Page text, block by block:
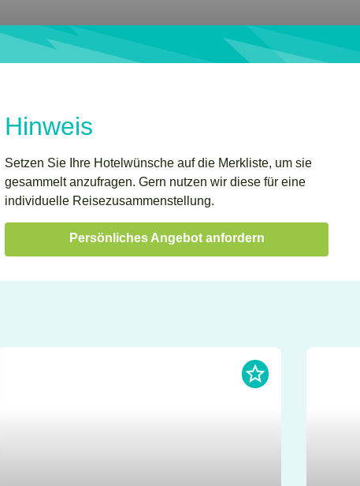
Hinweis
Setzen Sie Ihre Hotelwünsche auf die Merkliste, um sie
gesammelt anzufragen. Gern nutzen wir diese für eine
individuelle Reisezusammenstellung.
Persönliches Angebot anfordern